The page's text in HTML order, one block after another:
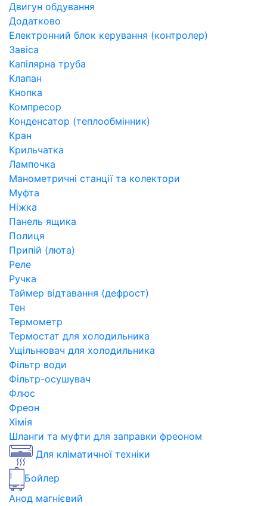
Двигун обдування
Додатково
Електронний блок керування (контролер)
Завіса
Капілярна труба
Клапан
Кнопка
Компресор
Конденсатор (теплообмінник)
Кран
Крильчатка
Лампочка
Манометричні станції та колектори
Муфта
Ніжка
Панель ящика
Полиця
Припій (люта)
Реле
Ручка
Таймер відтавання (дефрост)
Тен
Термометр
Термостат для холодильника
Ущільнювач для холодильника
Фільтр води
Фільтр-осушувач
Флюс
Фреон
Хімія
Шланги та муфти для заправки фреоном
Для кліматичної техніки
Бойлер
Анод магнієвий